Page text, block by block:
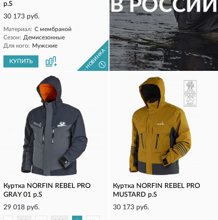
р.S
30 173 руб.
Материал: С мембраной
Сезон: Демисезонные
Для кого: Мужские
КУПИТЬ - НОВИНКА -
!
КУПИТЬ
Куртка NORFIN REBEL PRO
GRAY 01 р.S
29 018 руб.
Куртка NORFIN REBEL PRO
MUSTARD р.S
30 173 руб.